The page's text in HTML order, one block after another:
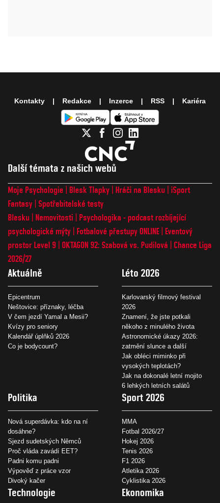
Další témata z našich webů
Moje Psychologie Blesk Tlapky Hráči na Blesku
iSport
Fantasy Spotřebitelské testy
Blesku
Nemovitosti
Psychologika - podcast rozbíjející
psychologické mýty
Fotbalové přestupy ONLINE
Eventový
prostor Level 9 OKTAGON 92: Szabová vs. Pudilová
Chance Liga
2026/27
Aktuálně
Epicentrum
Neštovice: příznaky, léčba
V čem jezdí Yamal a Mesii?
Kvízy pro seniory
Kalendář úplňků 2026
Co je bodycount?
Léto 2026
Karlovarský filmový festival
2026
Znamení, že jste potkali
někoho z minulého života
Astronomické úkazy 2026:
zatmění slunce a další
Jak obléci miminko při
vysokých teplotách?
Jak na dokonalé letní mojito
6 lehkých letních salátů
Politika
Nová superdávka: kdo na ní
dosáhne?
Sjezd sudetských Němců
Proč vláda zavádí EET?
Padni komu padni
Výpověď z práce vzor
Divoký kačer
Sport 2026
MMA
Fotbal 2026/27
Hokej 2026
Tenis 2026
F1 2026
Atletika 2026
Cyklistika 2026
Technologie Ekonomika
Kontakty Redakce Inzerce RSS Kariéra